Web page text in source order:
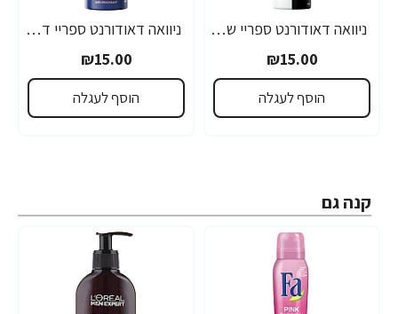
ניוואה דאודורנט ספריי שקוף איויזיבל לאשה 150 מ''ל - מבית NIVEA
₪15.00
הוסף לעגלה
ניוואה דאודורנט ספריי דריי אימפקט לגבר 150 מ''ל - מבית NIVEA
₪15.00
הוסף לעגלה
קנה גם